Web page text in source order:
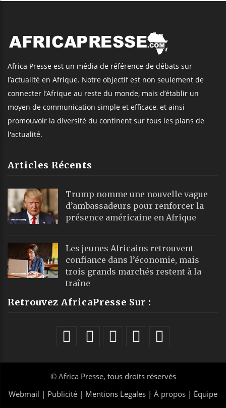
Africa Presse est un média de référence de débats sur
l’actualité en Afrique. Notre objectif est non seulement de
connecter l’Afrique au reste du monde, mais d’établir un
moyen de communication simple et efficace, et ainsi
promouvoir la diversité du continent sur tous les plans de
l'actualité.
Articles Récents
Trump nomme une nouvelle vague
d’ambassadeurs pour renforcer la
présence américaine en Afrique
Les jeunes Africains retrouvent
confiance dans l’économie, mais
trois grands marchés restent à la
traîne
Retrouvez AfricaPresse Sur :
© Africa Presse, tous droits réservés
Webmail | Publicité | Mentions Legales | À propos | Équipe